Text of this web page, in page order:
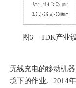
图6 TDK产业设
无线充电的移动机
境下的作业。2014